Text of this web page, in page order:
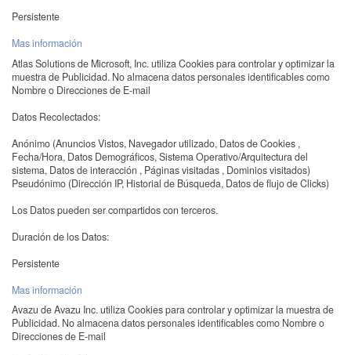
Persistente
Mas información
Atlas Solutions de Microsoft, Inc. utiliza Cookies para controlar y optimizar la
muestra de Publicidad. No almacena datos personales identificables como
Nombre o Direcciones de E-mail
Datos Recolectados:
Anónimo (Anuncios Vistos, Navegador utilizado, Datos de Cookies ,
Fecha/Hora, Datos Demográficos, Sistema Operativo/Arquitectura del
sistema, Datos de interacción , Páginas visitadas , Dominios visitados)
Pseudónimo (Dirección IP, Historial de Búsqueda, Datos de flujo de Clicks)
Los Datos pueden ser compartidos con terceros.
Duración de los Datos:
Persistente
Mas información
Avazu de Avazu Inc. utiliza Cookies para controlar y optimizar la muestra de
Publicidad. No almacena datos personales identificables como Nombre o
Direcciones de E-mail